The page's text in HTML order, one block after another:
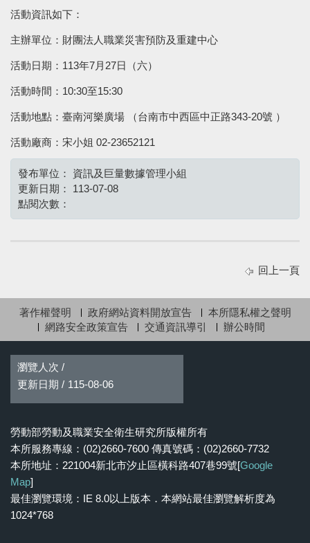
活動資訊如下：
主辦單位：財團法人職業災害預防及重建中心
活動日期：113年7月27日（六）
活動時間：10:30至15:30
活動地點：臺南河樂廣場 （台南市中西區中正路343-20號 ）
活動廠商：宋小姐 02-23652121
發布單位：
資訊及巨量數據管理小組
更新日期：
113-07-08
點閱次數：
回上一頁
著作權聲明 政府網站資料開放宣告
本所隱私權之聲明
網路安全政策宣告
交通資訊導引 辦公時間
瀏覽人次 /
更新日期 / 115-08-06
勞動部勞動及職業安全衛生研究所版權所有
本所服務專線：(02)2660-7600 傳真號碼：(02)2660-7732
本所地址：221004新北市汐止區橫科路407巷99號[Google
Map]
最佳瀏覽環境：IE 8.0以上版本．本網站最佳瀏覽解析度為
1024*768